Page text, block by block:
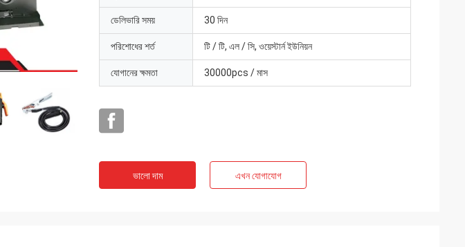
ডেলিভারি সময় 30 দিন
পরিশোধের শর্ত টি / টি, এল / সি, ওয়েস্টার্ন ইউনিয়ন
যোগানের ক্ষমতা 30000pcs / মাস
ভালো দাম এখন যোগাযোগ